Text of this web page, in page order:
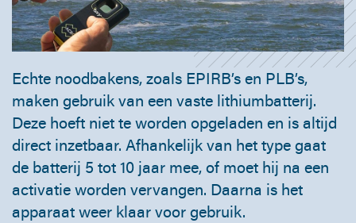
Echte noodbakens, zoals EPIRB’s en PLB’s,
maken gebruik van een vaste lithiumbatterij.
Deze hoeft niet te worden opgeladen en is altijd
direct inzetbaar. Afhankelijk van het type gaat
de batterij 5 tot 10 jaar mee, of moet hij na een
activatie worden vervangen. Daarna is het
apparaat weer klaar voor gebruik.